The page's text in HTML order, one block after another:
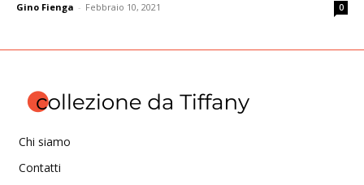
Gino Fienga - Febbraio 10, 2021 0
Chi siamo
Contatti